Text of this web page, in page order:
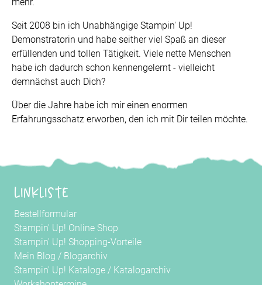
mehr.
Seit 2008 bin ich Unabhängige Stampin' Up!
Demonstratorin und habe seither viel Spaß an dieser
erfüllenden und tollen Tätigkeit. Viele nette Menschen
habe ich dadurch schon kennengelernt - vielleicht
demnächst auch Dich?
Über die Jahre habe ich mir einen enormen
Erfahrungsschatz erworben, den ich mit Dir teilen möchte.
Linkliste
Bestellformular
Stampin' Up! Online Shop
Stampin' Up! Shopping-Vorteile
Mein Blog / Blogarchiv
Stampin' Up! Kataloge / Katalogarchiv